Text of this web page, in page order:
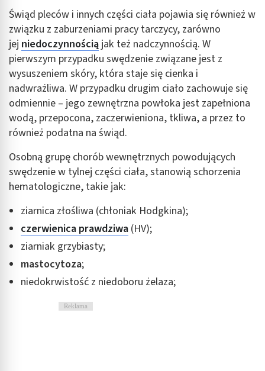
Świąd pleców i innych części ciała pojawia się również w
związku z zaburzeniami pracy tarczycy, zarówno
jej niedoczynnością jak też nadczynnością. W
pierwszym przypadku swędzenie związane jest z
wysuszeniem skóry, która staje się cienka i
nadwrażliwa. W przypadku drugim ciało zachowuje się
odmiennie – jego zewnętrzna powłoka jest zapełniona
wodą, przepocona, zaczerwieniona, tkliwa, a przez to
również podatna na świąd.
Osobną grupę chorób wewnętrznych powodujących
swędzenie w tylnej części ciała, stanowią schorzenia
hematologiczne, takie jak:
ziarnica złośliwa (chłoniak Hodgkina);
czerwienica prawdziwa (HV);
ziarniak grzybiasty;
mastocytoza;
niedokrwistość z niedoboru żelaza;
Reklama
Wykorzystywanie ograniczonych danych do
wyboru treści
Funkcje specjalne IAB:
Użycie dokładnych danych geolokalizacyjnych
Identyfikowanie urządzeń na podstawie
aktywnie żądanych informacji
Cele przetwarzania inne niż IAB:
Niezbędne
Wydajność (Performance)
Reklama / śledzenie